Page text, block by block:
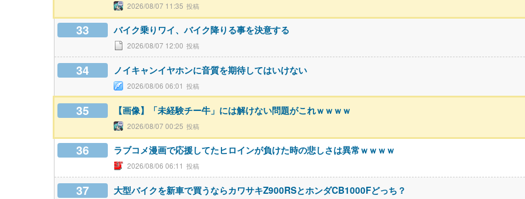
2026/08/07 11:35
33 バイク乗りワイ、バイク降りる事を決意する
2026/08/07 12:00
34 ノイキャンイヤホンに音質を期待してはいけない
2026/08/06 06:01
35 【画像】「未経験チー牛」には解けない問題がこれｗｗｗｗ
2026/08/07 00:25
36 ラブコメ漫画で応援してたヒロインが負けた時の悲しさは異常ｗｗｗｗ
2026/08/06 06:11
37 大型バイクを新車で買うならカワサキZ900RSとホンダCB1000Fどっち？